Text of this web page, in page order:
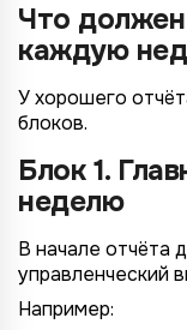
Что должен
каждую
У хорошего
блоков.
Блок 1.
неделю
В начале отчёта
управленческий
Например: